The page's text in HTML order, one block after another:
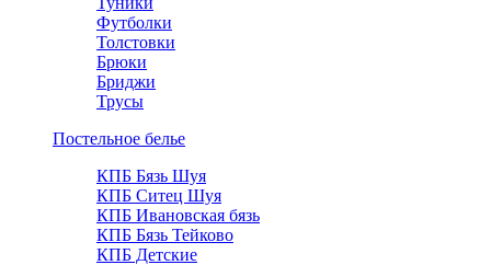
Футболки
Толстовки
Брюки
Бриджи
Трусы
Постельное белье
КПБ Бязь Шуя
КПБ Ситец Шуя
КПБ Ивановская бязь
КПБ Бязь Тейково
КПБ Детские